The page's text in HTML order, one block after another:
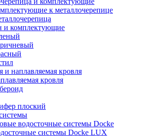
к металлочерепице
и комплектующие
и наплавляемая кровля
кровля
плоский
водосточные системы Docke
системы Docke LUX